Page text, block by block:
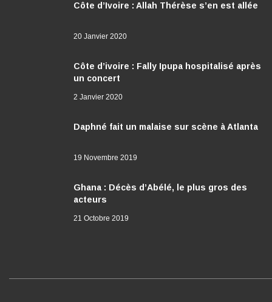
Côte d’Ivoire : Allah Thérèse s’en est allée
20 Janvier 2020
Côte d’ivoire : Fally Ipupa hospitalisé après
un concert
2 Janvier 2020
Daphné fait un malaise sur scène à Atlanta
19 Novembre 2019
Ghana : Décès d’Abélé, le plus gros des
acteurs
21 Octobre 2019